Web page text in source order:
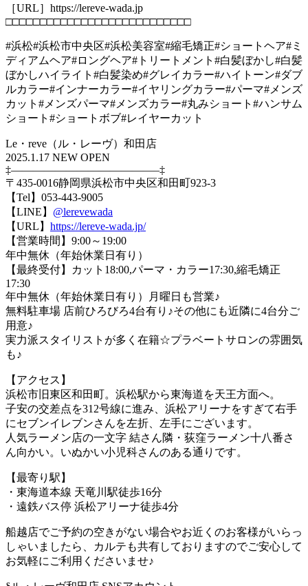
［URL］https://lereve-wada.jp
□□□□□□□□□□□□□□□□□□□□□□□□□□□
#浜松#浜松市中央区#浜松美容室#縮毛矯正#ショートヘア#ミ
ディアムヘア#ロングヘア#トリートメント#白髪ぼかし#白髪
ぼかしハイライト#白髪染め#グレイカラー#ハイトーン#ダブ
ルカラー#インナーカラー#イヤリングカラー#パーマ#メンズ
カット#メンズパーマ#メンズカラー#丸みショート#ハンサム
ショート#ショートボブ#レイヤーカット
Le・reve（ル・レーヴ）和田店
2025.1.17 NEW OPEN
‡—————————————–‡
〒435-0016静岡県浜松市中央区和田町923-3
【Tel】053-443-9005
【LINE】 @lerevewada
【URL】 https://lereve-wada.jp/
【営業時間】9:00～19:00
年中無休（年始休業日有り）
【最終受付】カット18:00,パーマ・カラー17:30,縮毛矯正
17:30
年中無休（年始休業日有り）月曜日も営業♪
無料駐車場 店前ひろびろ4台有り♪その他にも近隣に4台分ご
用意♪
実力派スタイリストが多く在籍☆プラベートサロンの雰囲気
も♪
【アクセス】
浜松市旧東区和田町。浜松駅から東海道を天王方面へ。
子安の交差点を312号線に進み、浜松アリーナをすぎて右手
にセブンイレブンさんを左折、左手にございます。
人気ラーメン店の一文字 結さん隣・荻窪ラーメン十八番さ
ん向かい。いぬかい小児科さんのある通りです。
【最寄り駅】
・東海道本線 天竜川駅徒歩16分
・遠鉄バス停 浜松アリーナ徒歩4分
船越店でご予約の空きがない場合やお近くのお客様がいらっ
しゃいましたら、カルテも共有しておりますのでご安心して
お気軽にご利用くださいませ♪